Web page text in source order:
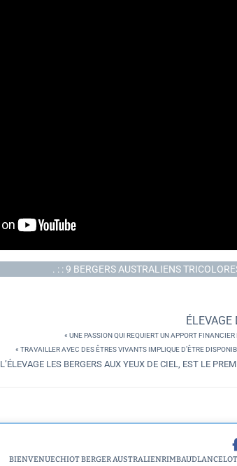
. : : 9 BERGERS AUSTRALIENS
« UNE PASSION QUI REQUIERT UN APPORT
« TRAVAILLER AVEC DES ÊTRES VIVANTS IMPLIQUE D’ÊTRE
L’ÉLEVAGE LES BERGERS AUX YEUX DE CIEL, EST LE
BIENVENUECHIOT BERGER AUSTRALIENRIMBAUDLANCELOT